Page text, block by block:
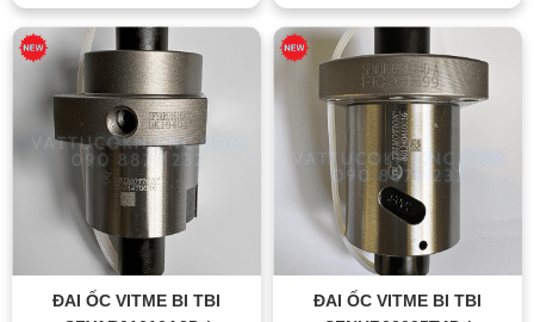
ĐAI ỐC VITME BI TBI
ĐAI ỐC VITME BI TBI